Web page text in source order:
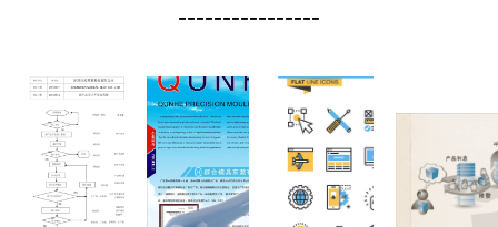
----------------